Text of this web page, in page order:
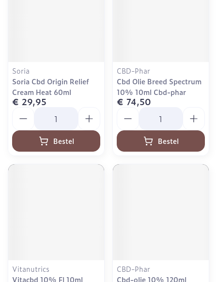
Soria
Soria Cbd Origin Relief
Cream Heat 60ml
€ 29,95
Bestel
CBD-Phar
Cbd Olie Breed Spectrum
10% 10ml Cbd-phar
€ 74,50
Bestel
Vitanutrics
Vitacbd 10% Fl 10ml
CBD-Phar
Cbd-olie 10% 120ml